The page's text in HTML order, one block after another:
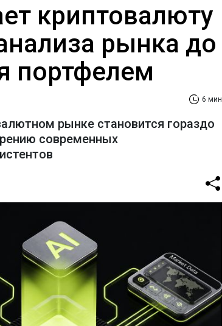
криптовалюту
рынка до
портфелем
6 мин
рынке становится гораздо
современных